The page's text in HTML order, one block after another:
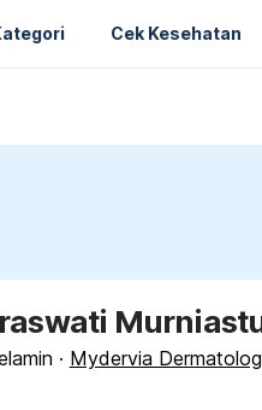
Cek Kesehatan
· Mydervia